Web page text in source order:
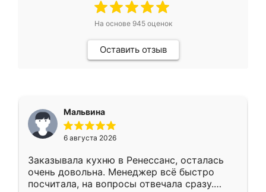
На основе 945оценок
Оставить отзыв
Мальвина
6 августа 2026
Заказывала кухню в Ренессанс, осталась
очень довольна. Менеджер всё быстро
посчитала, на вопросы отвечала сразу.